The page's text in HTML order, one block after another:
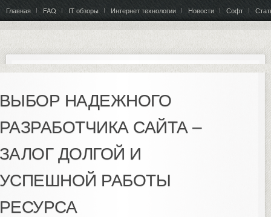
Главная FAQ IT обзоры Интернет технологии Новости Софт
НАДЕЖНОГО
САЙТА –
ДОЛГОЙ И
РАБОТЫ